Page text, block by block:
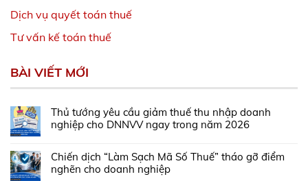
Dịch vụ quyết toán thuế
Tư vấn kế toán thuế
BÀI VIẾT MỚI
Thủ tướng yêu cầu giảm thuế thu nhập doanh
nghiệp cho DNNVV ngay trong năm 2026
Chiến dịch “Làm Sạch Mã Số Thuế” tháo gỡ điểm
nghẽn cho doanh nghiệp